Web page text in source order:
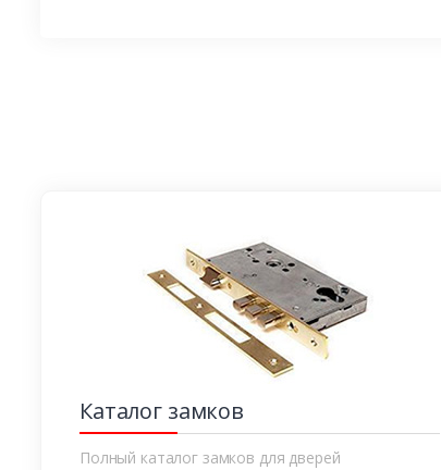
Каталог замков
Полный каталог замков для дверей